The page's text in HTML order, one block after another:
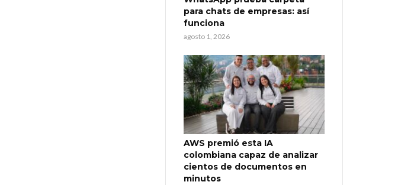
para chats de empresas: así
funciona
agosto 1, 2026
AWS premió esta IA
colombiana capaz de analizar
cientos de documentos en
minutos